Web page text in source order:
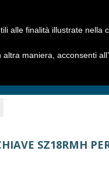
SZ18RMH
alle finalità illustrate nella
maniera, acconsenti